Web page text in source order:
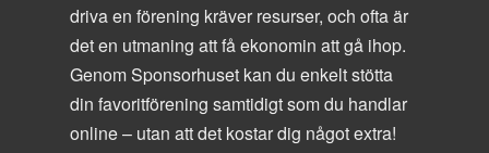
driva en förening kräver resurser, och ofta är
det en utmaning att få ekonomin att gå ihop.
Genom Sponsorhuset kan du enkelt stötta
din favoritförening samtidigt som du handlar
online – utan att det kostar dig något extra!